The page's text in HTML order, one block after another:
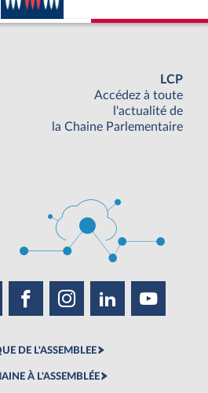
LCP
Accédez à toute
l'actualité de
la Chaine Parlementaire
DE L'ASSEMBLEE
À L'ASSEMBLÉE